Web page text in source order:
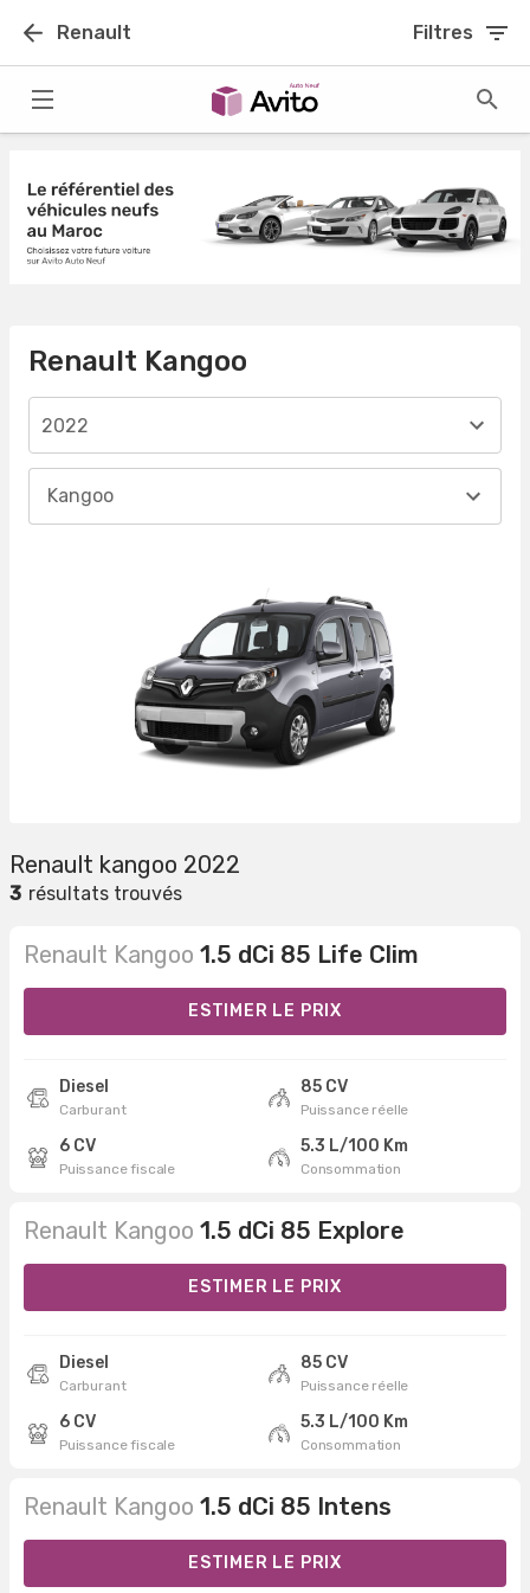
Renault Filtres
Renault Kangoo
2022
Kangoo
Renault kangoo 2022
3 résultats trouvés
Renault Kangoo 1.5 dCi 85 Life Clim
ESTIMER LE PRIX
Diesel
Carburant
85 CV
Puissance réelle
6 CV
Puissance fiscale
5.3 L/100 Km
Consommation
Renault Kangoo 1.5 dCi 85 Explore
ESTIMER LE PRIX
Diesel
Carburant
85 CV
Puissance réelle
6 CV
Puissance fiscale
5.3 L/100 Km
Consommation
Renault Kangoo 1.5 dCi 85 Intens
ESTIMER LE PRIX